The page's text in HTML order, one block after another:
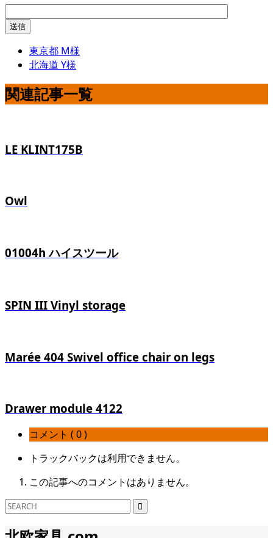
東京都 M様
北海道 Y様
関連記事一覧
LE KLINT175B
Owl
01004h ハイスツール
SPIN III Vinyl storage
Marée 404 Swivel office chair on legs
Drawer module 4122
コメント ( 0 )
トラックバックは利用できません。
この記事へのコメントはありません。